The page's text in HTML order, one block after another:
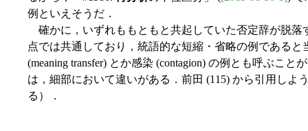
例といえそうだ．
確かに，いずれももともと共起していた否定辞が脱落
点では共通しており，統語的な短縮・省略の例である
(meaning transfer) とか感染 (contagion) の例とも呼ぶこと
は，細部において違いがある．前田 (115) から引用しよ
る）．